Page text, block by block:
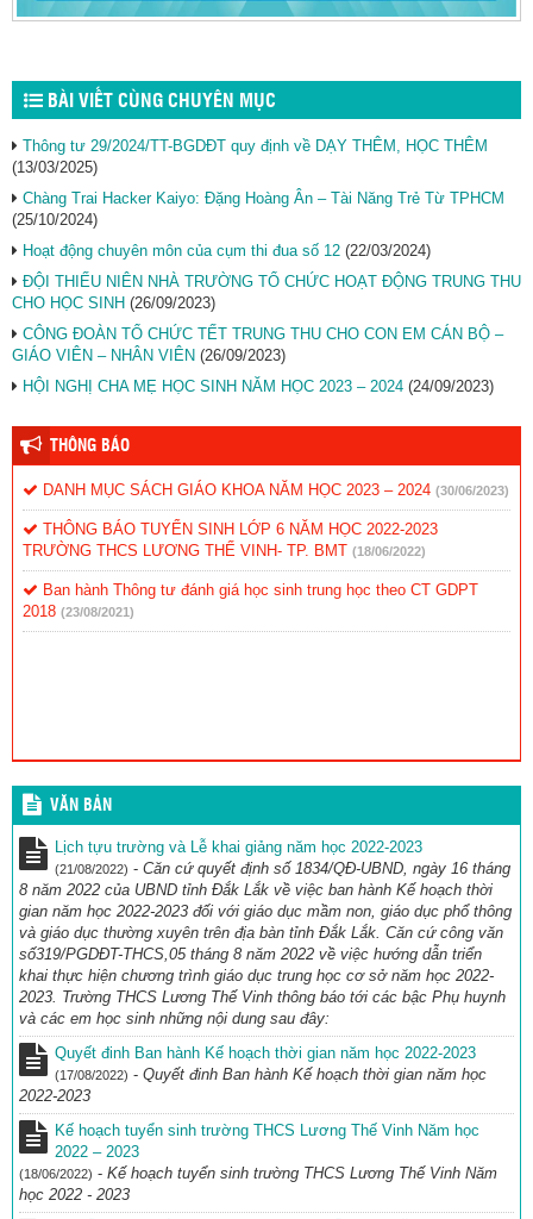
BÀI VIẾT CÙNG CHUYÊN MỤC
Thông tư 29/2024/TT-BGDĐT quy định về DẠY THÊM, HỌC THÊM
(13/03/2025)
Chàng Trai Hacker Kaiyo: Đặng Hoàng Ân – Tài Năng Trẻ Từ TPHCM
(25/10/2024)
Hoạt động chuyên môn của cụm thi đua số 12 (22/03/2024)
ĐỘI THIẾU NIÊN NHÀ TRƯỜNG TỔ CHỨC HOẠT ĐỘNG TRUNG THU
CHO HỌC SINH (26/09/2023)
CÔNG ĐOÀN TỔ CHỨC TẾT TRUNG THU CHO CON EM CÁN BỘ –
GIÁO VIÊN – NHÂN VIÊN (26/09/2023)
HỘI NGHỊ CHA MẸ HỌC SINH NĂM HỌC 2023 – 2024 (24/09/2023)
THÔNG BÁO
DANH MỤC SÁCH GIÁO KHOA NĂM HỌC 2023 – 2024 (30/06/2023)
THÔNG BÁO TUYỂN SINH LỚP 6 NĂM HỌC 2022-2023
TRƯỜNG THCS LƯƠNG THẾ VINH- TP. BMT (18/06/2022)
Ban hành Thông tư đánh giá học sinh trung học theo CT GDPT
2018 (23/08/2021)
VĂN BẢN
Lịch tựu trường và Lễ khai giảng năm học 2022-2023
(21/08/2022) - Căn cứ quyết định số 1834/QĐ-UBND, ngày 16 tháng
8 năm 2022 của UBND tỉnh Đắk Lắk về việc ban hành Kế hoạch thời
gian năm học 2022-2023 đối với giáo dục mầm non, giáo dục phổ thông
và giáo dục thường xuyên trên địa bàn tỉnh Đắk Lắk. Căn cứ công văn
số319/PGDĐT-THCS,05 tháng 8 năm 2022 về việc hướng dẫn triển
khai thực hiện chương trình giáo dục trung học cơ sở năm học 2022-
2023. Trường THCS Lương Thế Vinh thông báo tới các bậc Phụ huynh
và các em học sinh những nội dung sau đây:
Quyết đinh Ban hành Kế hoạch thời gian năm học 2022-2023
(17/08/2022) - Quyết đinh Ban hành Kế hoạch thời gian năm học
2022-2023
Kế hoạch tuyển sinh trường THCS Lương Thế Vinh Năm học
2022 – 2023
(18/06/2022) - Kế hoạch tuyển sinh trường THCS Lương Thế Vinh Năm
học 2022 - 2023